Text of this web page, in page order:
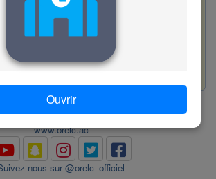
Ouvrir
www.orelc.ac
nous sur @orelc_officiel